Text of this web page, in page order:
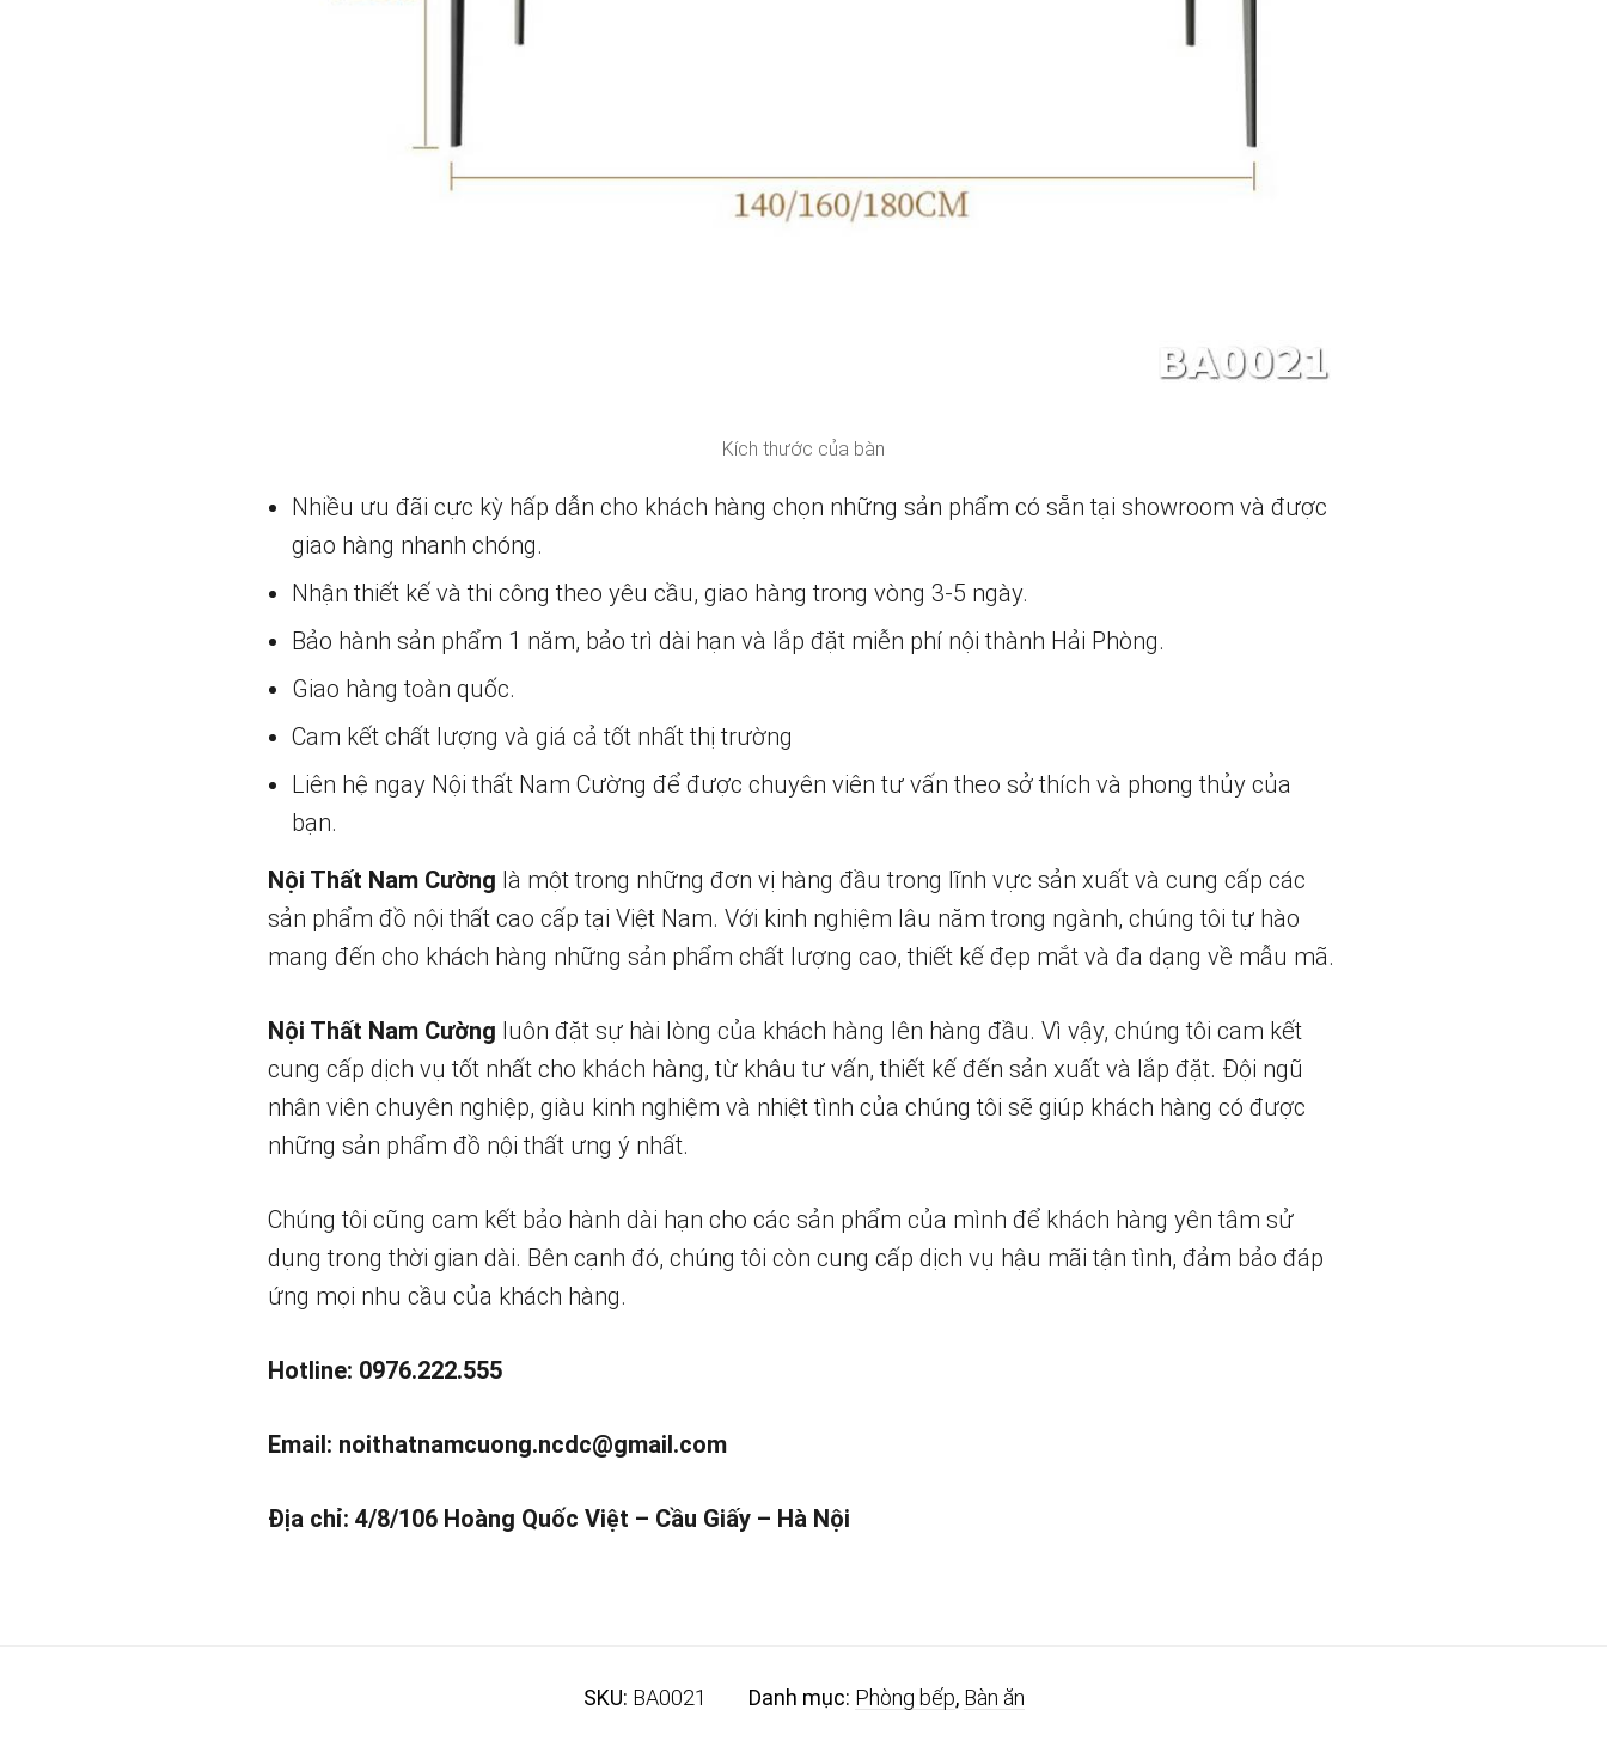
Kích thước của bàn
Nhiều ưu đãi cực kỳ hấp dẫn cho khách hàng chọn những sản phẩm có sẵn tại showroom và được
giao hàng nhanh chóng.
Nhận thiết kế và thi công theo yêu cầu, giao hàng trong vòng 3-5 ngày.
Bảo hành sản phẩm 1 năm, bảo trì dài hạn và lắp đặt miễn phí nội thành Hải Phòng.
Giao hàng toàn quốc.
Cam kết chất lượng và giá cả tốt nhất thị trường
Liên hệ ngay Nội thất Nam Cường để được chuyên viên tư vấn theo sở thích và phong thủy của
bạn.
Nội Thất Nam Cường là một trong những đơn vị hàng đầu trong lĩnh vực sản xuất và cung cấp các
sản phẩm đồ nội thất cao cấp tại Việt Nam. Với kinh nghiệm lâu năm trong ngành, chúng tôi tự hào
mang đến cho khách hàng những sản phẩm chất lượng cao, thiết kế đẹp mắt và đa dạng về mẫu mã.
Nội Thất Nam Cường luôn đặt sự hài lòng của khách hàng lên hàng đầu. Vì vậy, chúng tôi cam kết
cung cấp dịch vụ tốt nhất cho khách hàng, từ khâu tư vấn, thiết kế đến sản xuất và lắp đặt. Đội ngũ
nhân viên chuyên nghiệp, giàu kinh nghiệm và nhiệt tình của chúng tôi sẽ giúp khách hàng có được
những sản phẩm đồ nội thất ưng ý nhất.
Chúng tôi cũng cam kết bảo hành dài hạn cho các sản phẩm của mình để khách hàng yên tâm sử
dụng trong thời gian dài. Bên cạnh đó, chúng tôi còn cung cấp dịch vụ hậu mãi tận tình, đảm bảo đáp
ứng mọi nhu cầu của khách hàng.
Hotline: 0976.222.555
Email: noithatnamcuong.ncdc@gmail.com
Địa chỉ: 4/8/106 Hoàng Quốc Việt – Cầu Giấy – Hà Nội
SKU: BA0021 Danh mục: Phòng bếp, Bàn ăn